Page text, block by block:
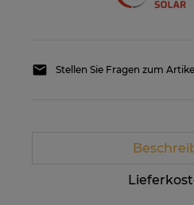
Stellen Sie Fragen zum Artikel